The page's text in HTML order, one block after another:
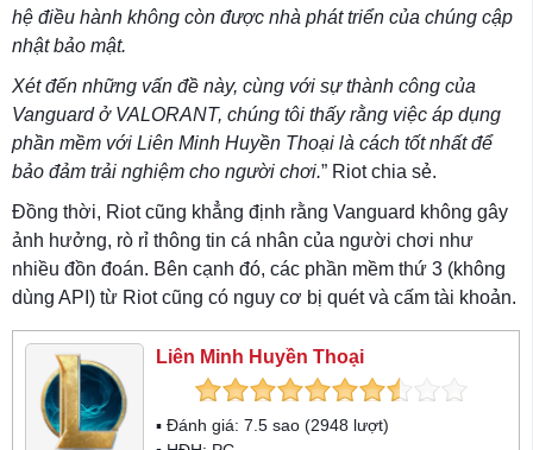
hệ điều hành không còn được nhà phát triển của chúng cập
nhật bảo mật.
Xét đến những vấn đề này, cùng với sự thành công của
Vanguard ở VALORANT, chúng tôi thấy rằng việc áp dụng
phần mềm với Liên Minh Huyền Thoại là cách tốt nhất để
bảo đảm trải nghiệm cho người chơi.” Riot chia sẻ.
Đồng thời, Riot cũng khẳng định rằng Vanguard không gây
ảnh hưởng, rò rỉ thông tin cá nhân của người chơi như
nhiều đồn đoán. Bên cạnh đó, các phần mềm thứ 3 (không
dùng API) từ Riot cũng có nguy cơ bị quét và cấm tài khoản.
Liên Minh Huyền Thoại
▪ Đánh giá: 7.5 sao (2948 lượt)